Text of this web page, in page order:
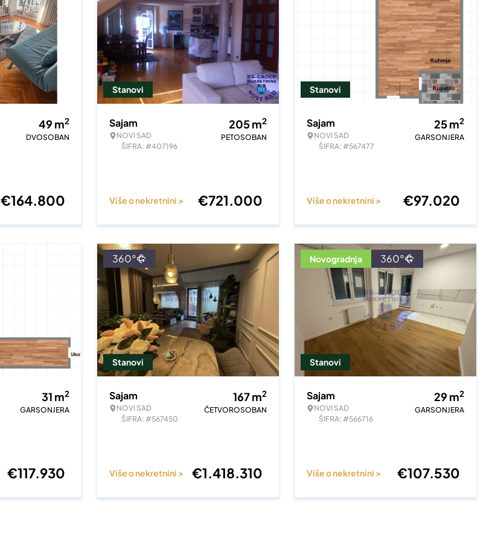
49 m2
DVOSOBAN
€164.800
Stanovi
Sajam
NOVI SAD
ŠIFRA: #407196
205m2
PETOSOBAN
Više o nekretnini > €721.000
Stanovi
Sajam
NOVI SAD
ŠIFRA: #567477
25m2
GARSONJERA
Više o nekretnini > €97.020
31 m2
GARSONJERA
€117.930
Stanovi
360°
Sajam
NOVI SAD
ŠIFRA: #567450
167m2
ČETVOROSOBAN
Više o nekretnini > €1.418.310
Stanovi
Novogradnja 360°
Sajam
NOVI SAD
ŠIFRA: #566716
29 m2
GARSONJERA
Više o nekretnini > €107.530